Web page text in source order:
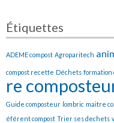
Étiquettes
ADEME compost Agroparitech
compost recette Déchets formation
re
Guide composteur lombric maitre
éférent compost Trier ses dechets